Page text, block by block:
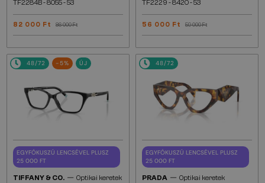
TF2284B - 8055 - 53
82 000 Ft 86 000 Ft
TF2229 - 8420 - 53
56 000 Ft 59 000 Ft
48/72 -5% ÚJ
EGYFÓKUSZÚ LENCSÉVEL PLUSZ
25 000 FT
TIFFANY & CO. — Optikai keretek
48/72
EGYFÓKUSZÚ LENCSÉVEL PLUSZ
25 000 FT
PRADA — Optikai keretek